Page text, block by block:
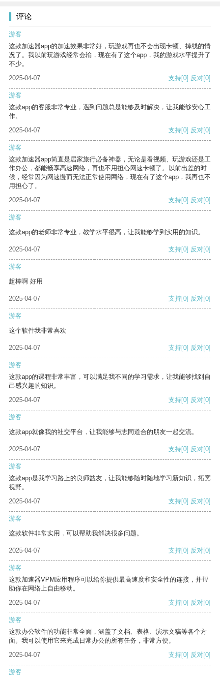
评论
游客
这款加速器app的加速效果非常好，玩游戏再也不会出现卡顿、掉线的情
况了。我以前玩游戏经常会输，现在有了这个app，我的游戏水平提升了
不少。
2025-04-07
支持[0] 反对[0]
游客
这款app的客服非常专业，遇到问题总是能够及时解决，让我能够安心工
作。
2025-04-07
支持[0] 反对[0]
游客
这款加速器app简直是居家旅行必备神器，无论是看视频、玩游戏还是工
作办公，都能畅享高速网络，再也不用担心网速卡顿了。以前出差的时
候，经常因为网速慢而无法正常使用网络，现在有了这个app，我再也不
用担心了。
2025-04-07
支持[0] 反对[0]
游客
这款app的老师非常专业，教学水平很高，让我能够学到实用的知识。
2025-04-07 支持[0] 反对[0]
游客
超棒啊 好用
2025-04-07 支持[0] 反对[0]
游客
这个软件我非常喜欢
2025-04-07 支持[0] 反对[0]
游客
这款app的课程非常丰富，可以满足我不同的学习需求，让我能够找到自
己感兴趣的知识。
2025-04-07
支持[0] 反对[0]
游客
这款app就像我的社交平台，让我能够与志同道合的朋友一起交流。
2025-04-07 支持[0] 反对[0]
游客
这款app是我学习路上的良师益友，让我能够随时随地学习新知识，拓宽
视野。
2025-04-07
支持[0] 反对[0]
游客
这款软件非常实用，可以帮助我解决很多问题。
2025-04-07 支持[0] 反对[0]
游客
这款加速器VPM应用程序可以给你提供最高速度和安全性的连接，并帮
助你在网络上自由移动。
2025-04-07
支持[0] 反对[0]
游客
这款办公软件的功能非常全面，涵盖了文档、表格、演示文稿等各个方
面。我可以使用它来完成日常办公的所有任务，非常方便。
2025-04-07
支持[0] 反对[0]
游客